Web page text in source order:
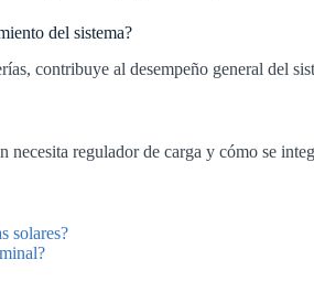
del sistema?
contribuye al desempeño general del
necesita regulador de carga y cómo se
solares?